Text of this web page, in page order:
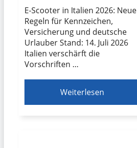
E-Scooter in Italien 2026: Neue
Regeln für Kennzeichen,
Versicherung und deutsche
Urlauber Stand: 14. Juli 2026
Italien verschärft die
Vorschriften …
Weiterlesen